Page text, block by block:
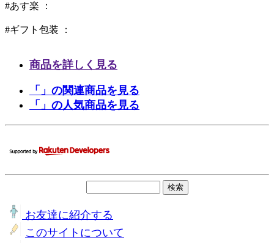
#あす楽 ：
#ギフト包装 ：
商品を詳しく見る
「」の関連商品を見る
「」の人気商品を見る
お友達に紹介する
このサイトについて